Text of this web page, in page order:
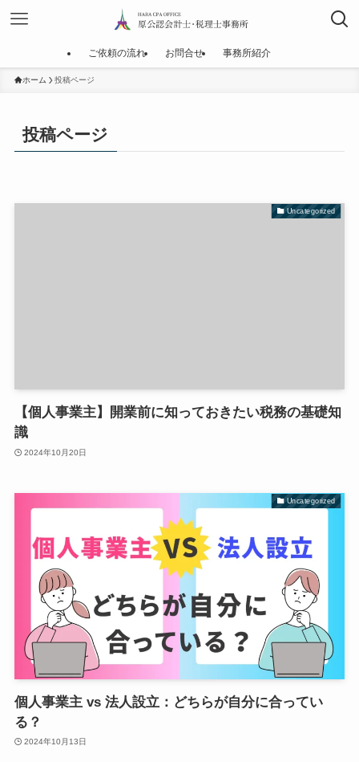
ご依頼の流れ お問合せ 事務所紹介
ホーム 投稿ページ
投稿ページ
Uncategorized
【個人事業主】開業前に知っておきたい税務の基礎知
識
2024年10月20日
Uncategorized
個人事業主 vs 法人設立：どちらが自分に合ってい
る？
2024年10月13日